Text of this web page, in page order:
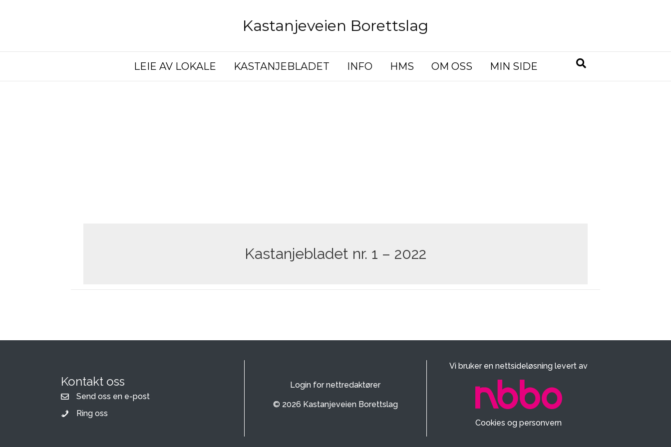
Kastanjeveien Borettslag
LEIE AV LOKALE KASTANJEBLADET INFO HMS OM OSS MIN SIDE
Kastanjebladet nr. 1 – 2022
Kontakt oss
Send oss en e-post
Ring oss
Login for nettredaktører
© 2026 Kastanjeveien Borettslag
Vi bruker en nettsideløsning levert av
Cookies og personvern